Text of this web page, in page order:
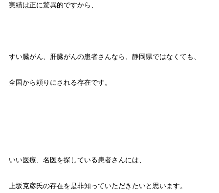
実績は正に驚異的ですから、
すい臓がん、肝臓がんの患者さんなら、静岡県ではなくても、
全国から頼りにされる存在です。
いい医療、名医を探している患者さんには、
上坂克彦氏の存在を是非知っていただきたいと思います。